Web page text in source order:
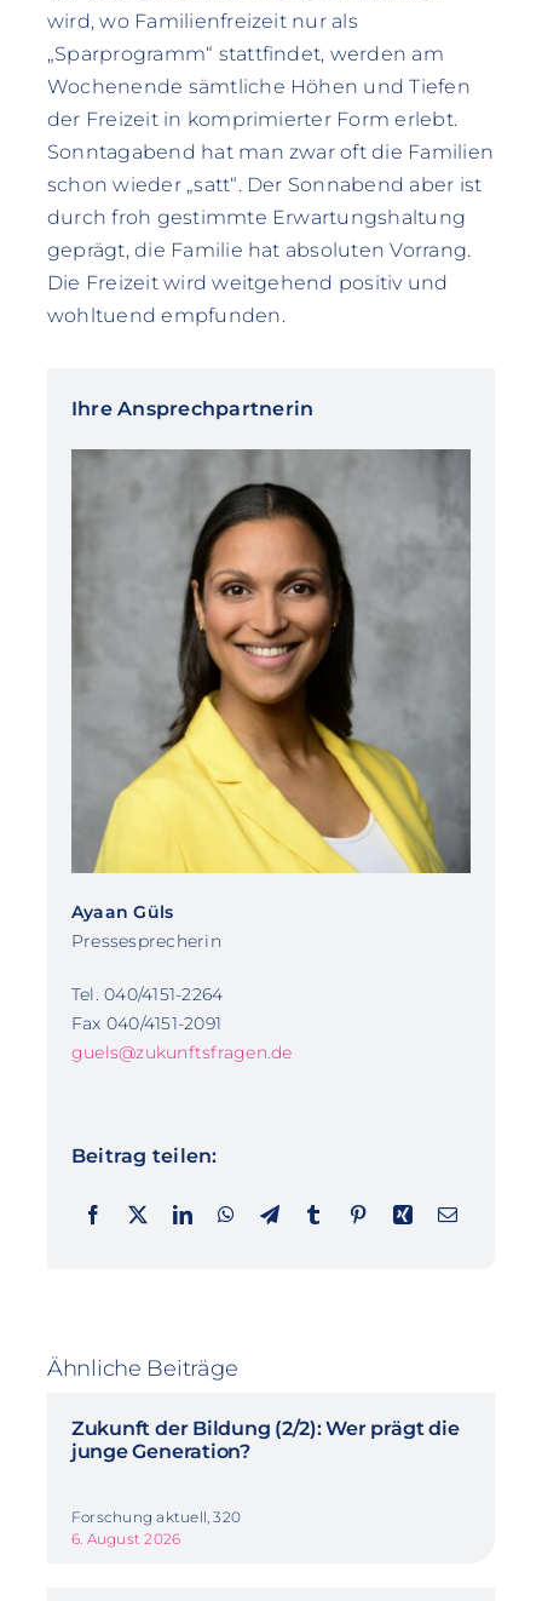
wird, wo Familienfreizeit nur als
„Sparprogramm“ stattfindet, werden am
Wochenende sämtliche Höhen und Tiefen
der Freizeit in komprimierter Form erlebt.
Sonntagabend hat man zwar oft die Familien
schon wieder „satt“. Der Sonnabend aber ist
durch froh gestimmte Erwartungshaltung
geprägt, die Familie hat absoluten Vorrang.
Die Freizeit wird weitgehend positiv und
wohltuend empfunden.
Ihre Ansprechpartnerin
Ayaan Güls
Pressesprecherin
Tel. 040/4151-2264
Fax 040/4151-2091
guels@zukunftsfragen.de
Beitrag teilen:
Ähnliche Beiträge
Zukunft der Bildung (2/2): Wer prägt die
junge Generation?
Forschung aktuell, 320
6. August 2026